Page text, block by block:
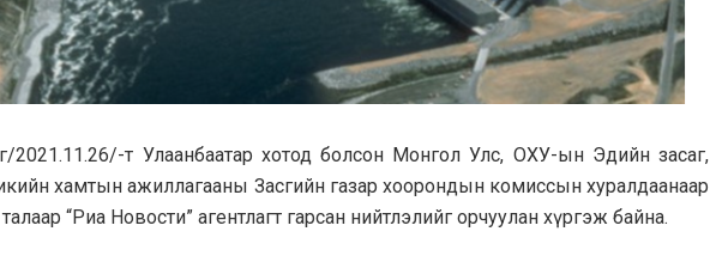
2021.11.26/-т Улаанбаатар хотод болсон Монгол Улс, ОХУ-ын Эдийн засаг,
хамтын ажиллагааны Засгийн газар хоорондын комиссын хуралдаанаар
“Риа Новости” агентлагт гарсан нийтлэлийг орчуулан хүргэж байна.